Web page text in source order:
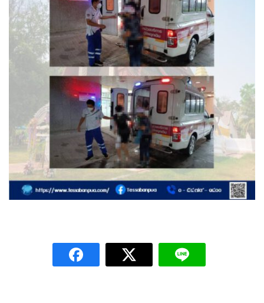
Amante Baristro Hotel & Cafe’ @Pua
C View Home
Go Hight ‘O Village
HOMU Villa
Montha Residence
Shanti – Retreat
ก๋างโต้งคอฟฟี่รีสอร์ท